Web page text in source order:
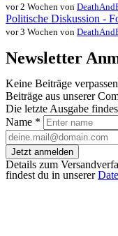
vor 2 Wochen von
Politische Diskussion -
vor 3 Wochen von
Newsletter
Keine Beiträge
Beiträge aus unserer
Die letzte Ausgabe
Name *
Jetzt anmelden
Details zum
findest du in unserer